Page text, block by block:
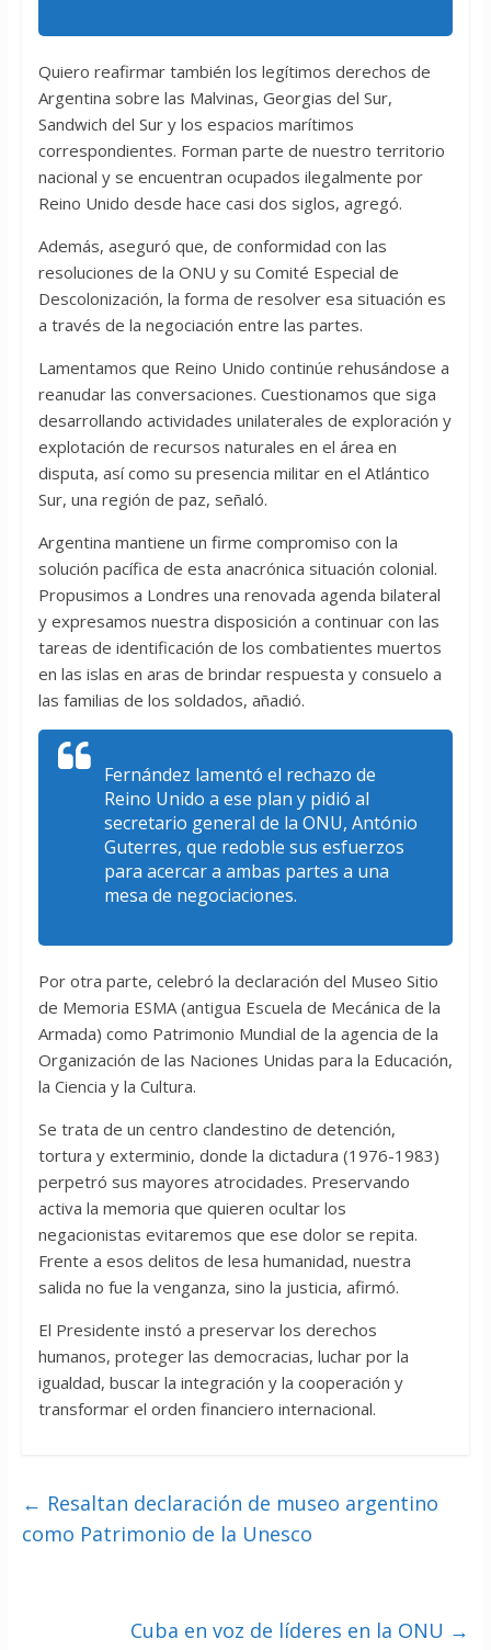
Quiero reafirmar también los legítimos derechos de
Argentina sobre las Malvinas, Georgias del Sur,
Sandwich del Sur y los espacios marítimos
correspondientes. Forman parte de nuestro territorio
nacional y se encuentran ocupados ilegalmente por
Reino Unido desde hace casi dos siglos, agregó.
Además, aseguró que, de conformidad con las
resoluciones de la ONU y su Comité Especial de
Descolonización, la forma de resolver esa situación es
a través de la negociación entre las partes.
Lamentamos que Reino Unido continúe rehusándose a
reanudar las conversaciones. Cuestionamos que siga
desarrollando actividades unilaterales de exploración y
explotación de recursos naturales en el área en
disputa, así como su presencia militar en el Atlántico
Sur, una región de paz, señaló.
Argentina mantiene un firme compromiso con la
solución pacífica de esta anacrónica situación colonial.
Propusimos a Londres una renovada agenda bilateral
y expresamos nuestra disposición a continuar con las
tareas de identificación de los combatientes muertos
en las islas en aras de brindar respuesta y consuelo a
las familias de los soldados, añadió.
Fernández lamentó el rechazo de
Reino Unido a ese plan y pidió al
secretario general de la ONU, António
Guterres, que redoble sus esfuerzos
para acercar a ambas partes a una
mesa de negociaciones.
Por otra parte, celebró la declaración del Museo Sitio
de Memoria ESMA (antigua Escuela de Mecánica de la
Armada) como Patrimonio Mundial de la agencia de la
Organización de las Naciones Unidas para la Educación,
la Ciencia y la Cultura.
Se trata de un centro clandestino de detención,
tortura y exterminio, donde la dictadura (1976-1983)
perpetró sus mayores atrocidades. Preservando
activa la memoria que quieren ocultar los
negacionistas evitaremos que ese dolor se repita.
Frente a esos delitos de lesa humanidad, nuestra
salida no fue la venganza, sino la justicia, afirmó.
El Presidente instó a preservar los derechos
humanos, proteger las democracias, luchar por la
igualdad, buscar la integración y la cooperación y
transformar el orden financiero internacional.
← Resaltan declaración de museo argentino
como Patrimonio de la Unesco
Cuba en voz de líderes en la ONU →